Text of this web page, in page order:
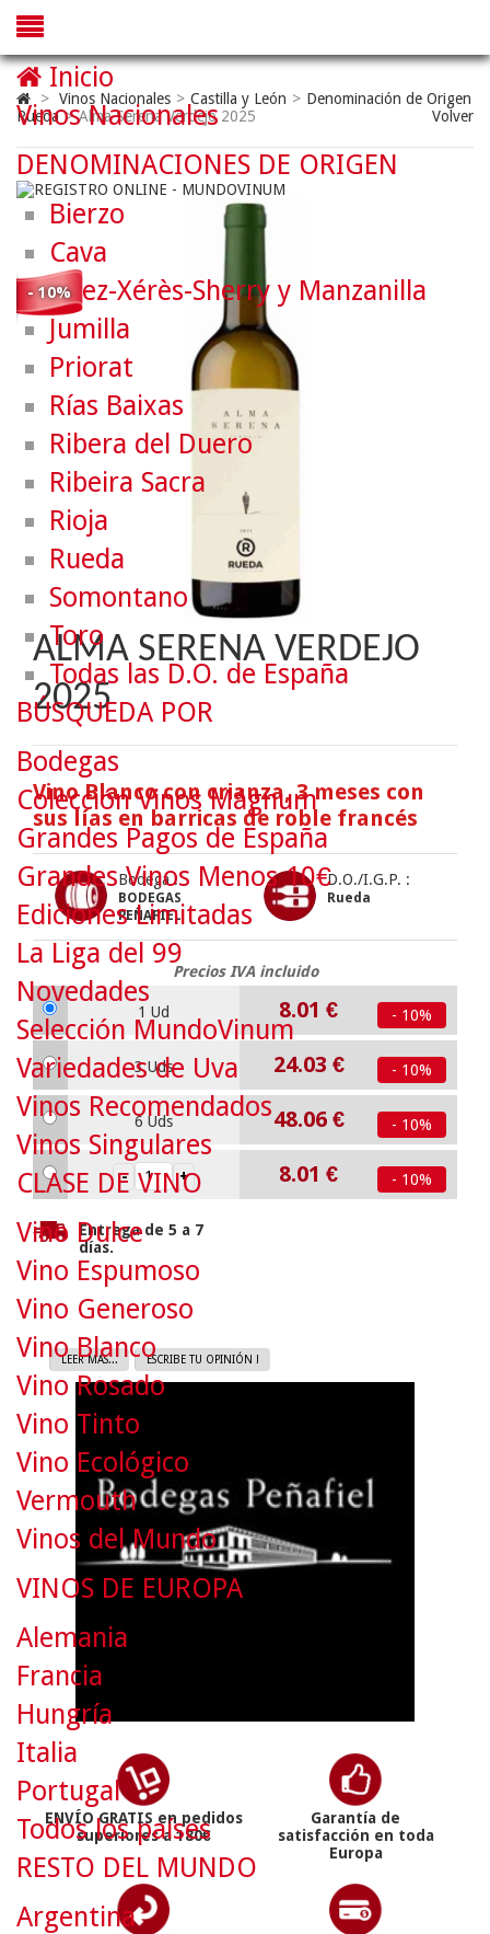
> Vinos Nacionales > Castilla y León > Denominación de Origen
Rueda > Alma Serena Verdejo 2025 Volver
- 10%
ALMA SERENA VERDEJO
2025
Vino Blanco con crianza, 3 meses con
sus lías en barricas de roble francés
Bodega :
BODEGAS
PEÑAFIEL
D.O./I.G.P. :
Rueda
Precios IVA incluido
1 Ud 8.01 € - 10%
3 Uds 24.03 € - 10%
6 Uds 48.06 € - 10%
8.01 € - 10%
Entrega de 5 a 7
días.
LEER MAS... ESCRIBE TU OPINIÓN !
ENVÍO GRATIS en pedidos
superiores a 180€
Garantía de
satisfacción en toda
Europa
Inicio
Vinos Nacionales
DENOMINACIONES DE ORIGEN
Bierzo
Cava
Jerez-Xérès-Sherry y Manzanilla
Jumilla
Priorat
Rías Baixas
Ribera del Duero
Ribeira Sacra
Rioja
Rueda
Somontano
Toro
Todas las D.O. de España
BÚSQUEDA POR
Bodegas
Colección Vinos Mágnum
Grandes Pagos de España
Grandes Vinos Menos 10€
Ediciones Limitadas
La Liga del 99
Novedades
Selección MundoVinum
Variedades de Uva
Vinos Recomendados
Vinos Singulares
CLASE DE VINO
Vino Dulce
Vino Espumoso
Vino Generoso
Vino Blanco
Vino Rosado
Vino Tinto
Vino Ecológico
Vermouth
Vinos del Mundo
VINOS DE EUROPA
Alemania
Francia
Hungría
Italia
Portugal
Todos los países
RESTO DEL MUNDO
Argentina